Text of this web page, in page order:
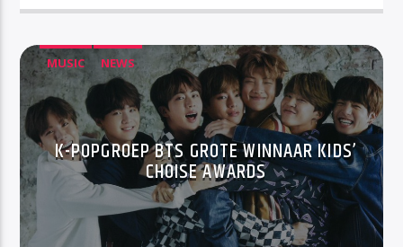
MUSIC NEWS
K-POPGROEP BTS GROTE WINNAAR KIDS’
CHOISE AWARDS